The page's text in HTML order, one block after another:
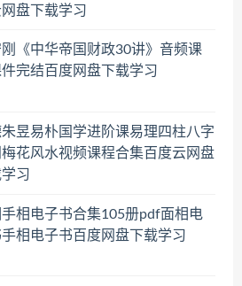
盘下载学习
《中华帝国财政30讲》音频课
完结百度网盘下载学习
朱昱易朴国学进阶课易理四柱八字
花风水视频课程合集百度云网盘
学习
手相电子书合集105册pdf面相电
相电子书百度网盘下载学习